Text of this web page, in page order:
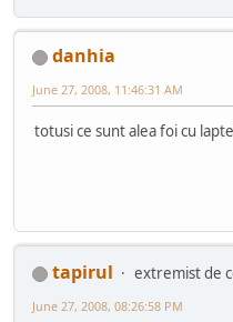
danhia
June 27, 2008, 11:46:31 AM
totusi ce sunt alea foi cu
tapirul extremist de
June 27, 2008, 08:26:58 PM